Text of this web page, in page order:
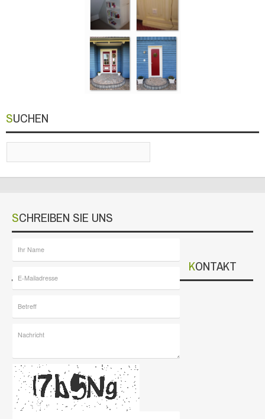
SUCHEN
SCHREIBEN SIE UNS
KONTAKT